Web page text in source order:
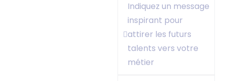
Indiquez un message
inspirant pour
attirer les futurs
talents vers votre
métier